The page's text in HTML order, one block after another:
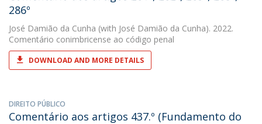
286º
José Damião da Cunha (with José Damião da Cunha). 2022.
Comentário conimbricense ao código penal
DOWNLOAD AND MORE DETAILS
DIREITO PÚBLICO
Comentário aos artigos 437.º (Fundamento do